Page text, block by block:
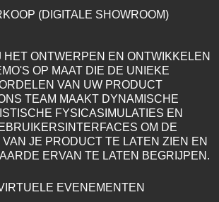
(DIGITALE SHOWROOM)
HET ONTWERPEN EN ONTWIKKELEN
OP MAAT DIE DE UNIEKE
VAN UW PRODUCT
TEAM MAAKT DYNAMISCHE
FYSICASIMULATIES EN
OM DE
JE PRODUCT TE LATEN ZIEN EN
ERVAN TE LATEN BEGRIJPEN.
EVENEMENTEN